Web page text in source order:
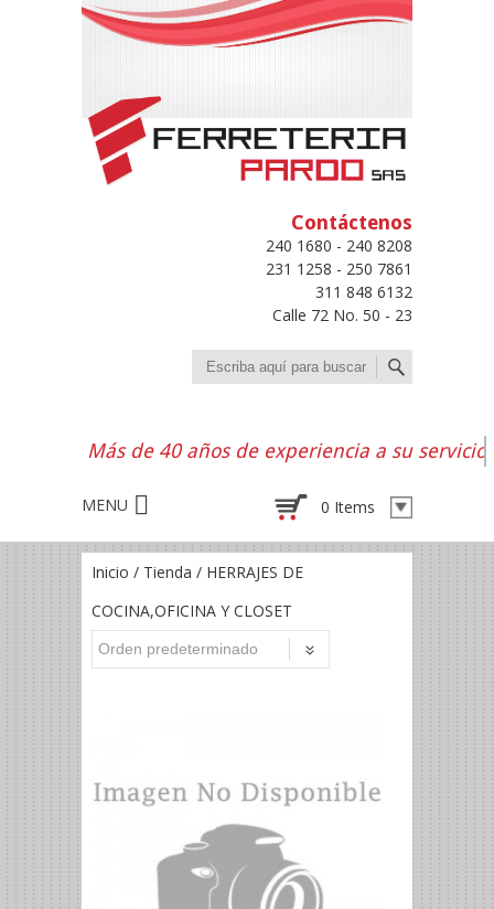
Contáctenos
240 1680 - 240 8208
231 1258 - 250 7861
311 848 6132
Calle 72 No. 50 - 23
Buscar
Más de 40 años de experiencia a su servicio
0 Items
Inicio / Tienda / HERRAJES DE
COCINA,OFICINA Y CLOSET